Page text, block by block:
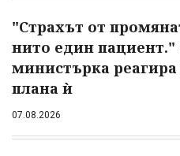
"Страхът от
нито един пациент."
министърка
плана ѝ
07.08.2026